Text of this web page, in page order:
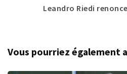
Leandro Riedi
Vous pourriez également